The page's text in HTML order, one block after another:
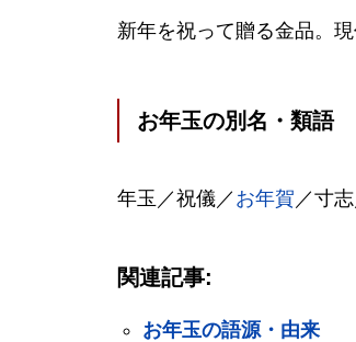
新年を祝って贈る金品。
お年玉の別名・類語
年玉／祝儀／ お年賀 ／寸
関連記事:
お年玉の語源・由来